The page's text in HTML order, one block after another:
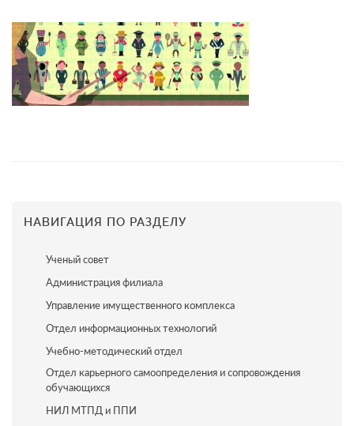
НАВИГАЦИЯ ПО РАЗДЕЛУ
Ученый совет
Администрация филиала
Управление имущественного комплекса
Отдел информационных технологий
Учебно-методический отдел
Отдел карьерного самоопределения и сопровождения
обучающихся
НИЛ МТПД и ППИ